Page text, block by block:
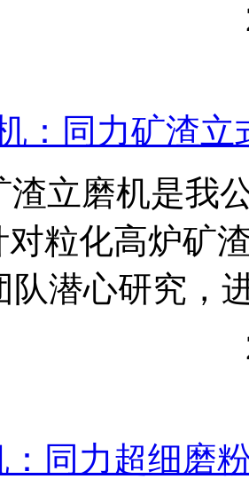
：同力矿渣
渣立磨机是我
粒化高炉矿
队潜心研究，
：同力超细磨